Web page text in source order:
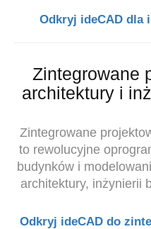
Odkryj ideCAD dla
Zintegrowane
architektury i
Zintegrowane
to rewolucyjne
budynków i
architektury, inżynierii
Odkryj ideCAD do